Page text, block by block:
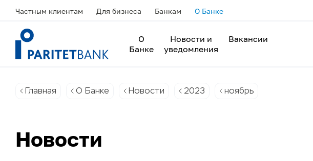
Частным клиентам Для бизнеса Банкам О Банке
О
Банке
Новости и
уведомления
Вакансии
Главная О Банке Новости 2023 ноябрь
Новости